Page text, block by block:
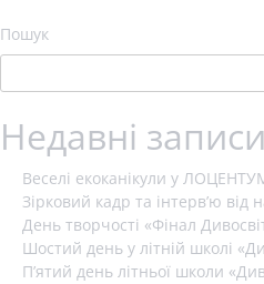
Пошук
Недавні записи
Веселі екоканікули у
Зірковий кадр та інтерв’ю від
День творчості «Фінал
Шостий день у літній школі
П’ятий день літньої школи